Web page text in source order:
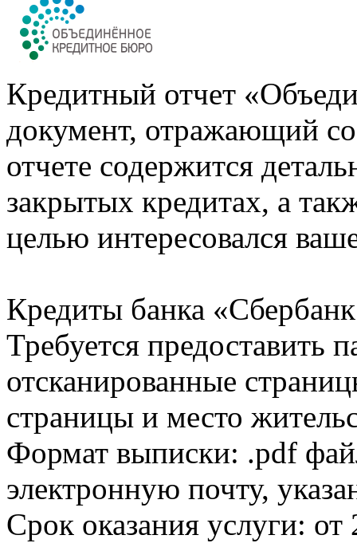
Кредитный отчет
документ, отражающий
отчете содержится
закрытых кредитах, а
целью интересовался
Кредиты банка
Требуется предоставить
отсканированные
страницы и место
Формат выписки: .pdf
электронную почту,
Срок оказания услуги: от